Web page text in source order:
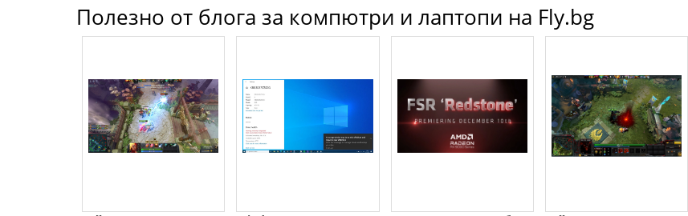
Полезно от блога за компютри и лаптопи на Fly.bg